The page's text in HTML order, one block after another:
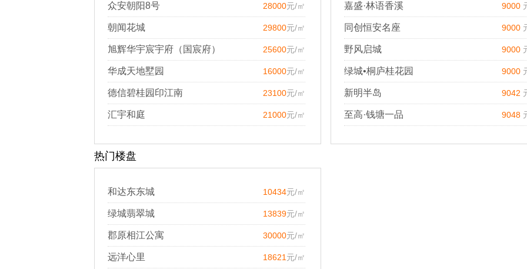
众安朝阳8号 28000元/㎡
朝闻花城 29800元/㎡
旭辉华宇宸宇府（国宸府） 25600元/㎡
华成天地墅园 16000元/㎡
德信碧桂园印江南 23100元/㎡
汇宇和庭 21000元/㎡
嘉盛·林语香溪 9000
同创恒安名座 9000
野风启城 9000
绿城•桐庐桂花园 9000
新明半岛 9042
至高·钱塘一品 9048
热门楼盘
和达东东城 10434元/㎡
绿城翡翠城 13839元/㎡
郡原相江公寓 30000元/㎡
远洋心里 18621 元/㎡